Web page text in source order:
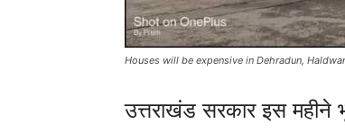
Houses will be expensive in Dehradun,
उत्तराखंड सरकार इस महीने